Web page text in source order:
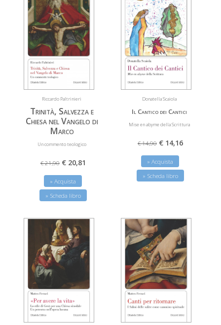
Riccardo Paltrinieri
Trinità, Salvezza e
Chiesa nel Vangelo di
Marco
Un commento teologico
€ 21,90 € 20,81
» Acquista
» Scheda libro
Donatella Scaiola
Il Cantico dei Cantici
Mise en abyme della Scrittura
€ 14,90 € 14,16
» Acquista
» Scheda libro